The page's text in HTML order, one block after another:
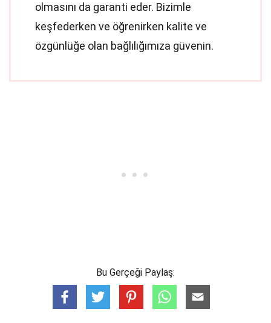
olmasını da garanti eder. Bizimle
keşfederken ve öğrenirken kalite ve
özgünlüğe olan bağlılığımıza güvenin.
Bu Gerçeği Paylaş: